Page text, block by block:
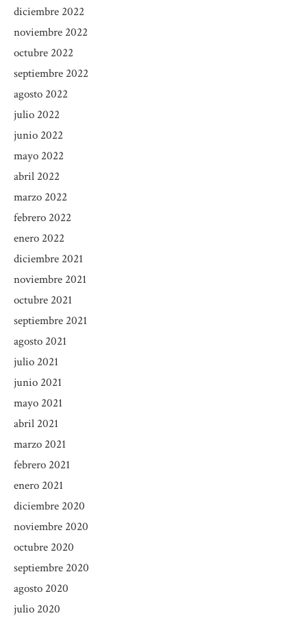
diciembre 2022
noviembre 2022
octubre 2022
septiembre 2022
agosto 2022
julio 2022
junio 2022
mayo 2022
abril 2022
marzo 2022
febrero 2022
enero 2022
diciembre 2021
noviembre 2021
octubre 2021
septiembre 2021
agosto 2021
julio 2021
junio 2021
mayo 2021
abril 2021
marzo 2021
febrero 2021
enero 2021
diciembre 2020
noviembre 2020
octubre 2020
septiembre 2020
agosto 2020
julio 2020